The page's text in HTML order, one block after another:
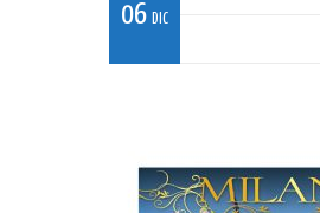
06 DIC